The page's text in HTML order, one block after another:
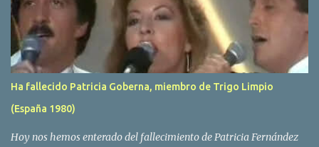
estudiante de medicina Luis Villar, comenzando a actuar
juntos,Santos a la guitarra y Villar al piano, sin atreverse a dar el
salto al mercado profesional. Sin embargo esto cambió gracias a la
propia Amaia Saizar, que tras su abandono de Trigo Limpio,
recibió por parte de la discografica Hispavox el encargo de crear
un nuevo grupo, reclutando al duo de amigos y a la ex modelo
Yolanda Hoyos. Con los cuatro surgió en el año 1982 el grupo
Ha fallecido Patricia Goberna, miembro de Trigo Limpio
(España 1980)
Hoy nos hemos enterado del fallecimiento de Patricia Fernández